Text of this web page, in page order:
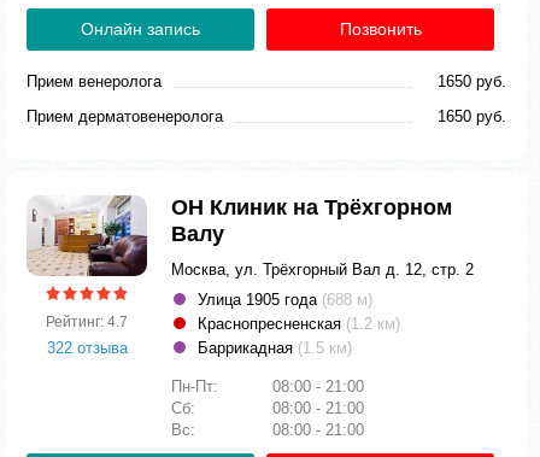
Онлайн запись Позвонить
Прием венеролога
1650 руб.
Прием дерматовенеролога
1650 руб.
Рейтинг: 4.7
322 отзыва
ОН Клиник на Трёхгорном
Валу
Москва, ул. Трёхгорный Вал д. 12, стр. 2
Улица 1905 года (688 м)
Краснопресненская (1.2 км)
Баррикадная (1.5 км)
Пн-Пт:
08:00 - 21:00
Сб:
08:00 - 21:00
Вс:
08:00 - 21:00